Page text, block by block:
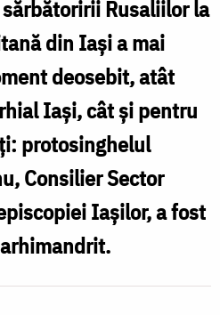
Rusaliilor la
din Iaşi a mai
deosebit, atât
Iaşi, cât și pentru
protosinghelul
Consilier Sector
Iașilor, a fost